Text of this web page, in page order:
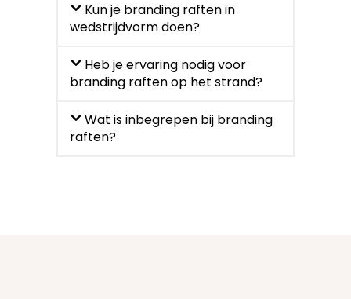
Kun je branding raften in
wedstrijdvorm doen?
Heb je ervaring nodig voor
branding raften op het strand?
Wat is inbegrepen bij branding
raften?